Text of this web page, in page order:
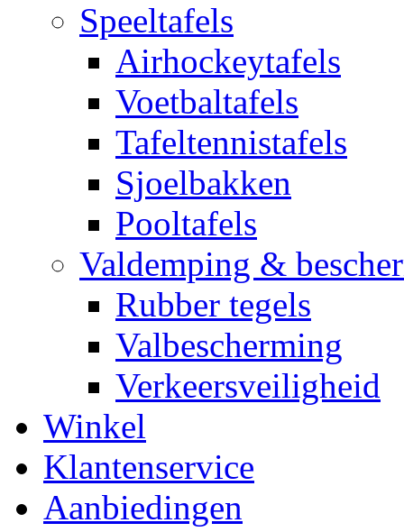
Speeltafels
Airhockeytafels
Voetbaltafels
Tafeltennistafels
Sjoelbakken
Pooltafels
Valdemping &
Rubber tegels
Valbescherming
Verkeersveiligheid
Winkel
Klantenservice
Aanbiedingen